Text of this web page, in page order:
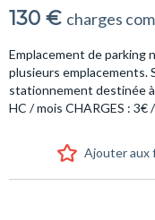
130 € charges
Emplacement de parking
plusieurs emplacements.
stationnement destinée
HC / mois CHARGES :
Ajouter aux